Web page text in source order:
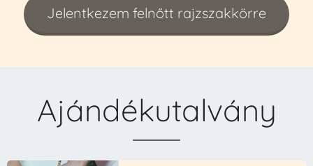
Jelentkezem felnőtt rajzszakkörre
Ajándékutalvány